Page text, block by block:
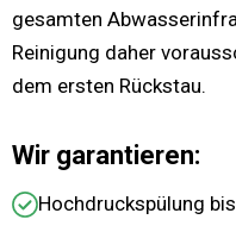
gesamten
Reinigung daher
dem ersten Rückstau.
Wir garantieren:
Hochdruckspülung